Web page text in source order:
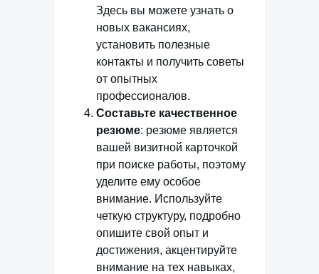
Здесь вы можете узнать о
новых вакансиях,
установить полезные
контакты и получить советы
от опытных
профессионалов.
Составьте качественное
резюме: резюме является
вашей визитной карточкой
при поиске работы, поэтому
уделите ему особое
внимание. Используйте
четкую структуру, подробно
опишите свой опыт и
достижения, акцентируйте
внимание на тех навыках,